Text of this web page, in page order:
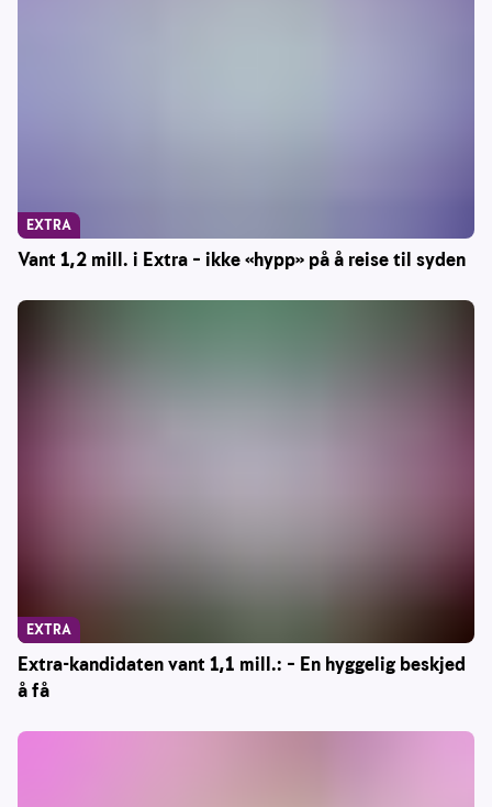
Vant 1,2 mill. i Extra – ikke «hypp» på å reise til syden
EXTRA
Extra-kandidaten vant 1,1 mill.: – En hyggelig beskjed
å få
EXTRA